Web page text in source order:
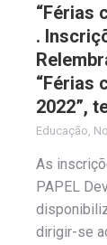
“Férias
.
“Férias
2022”,
Educação,
As
PAPEL
dirigir-se